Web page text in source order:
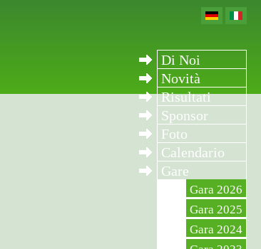
Di Noi
Novità
Risultati
Sponsor
Foto
Calendario
Gare
Gara 2026
Gara 2025
Gara 2024